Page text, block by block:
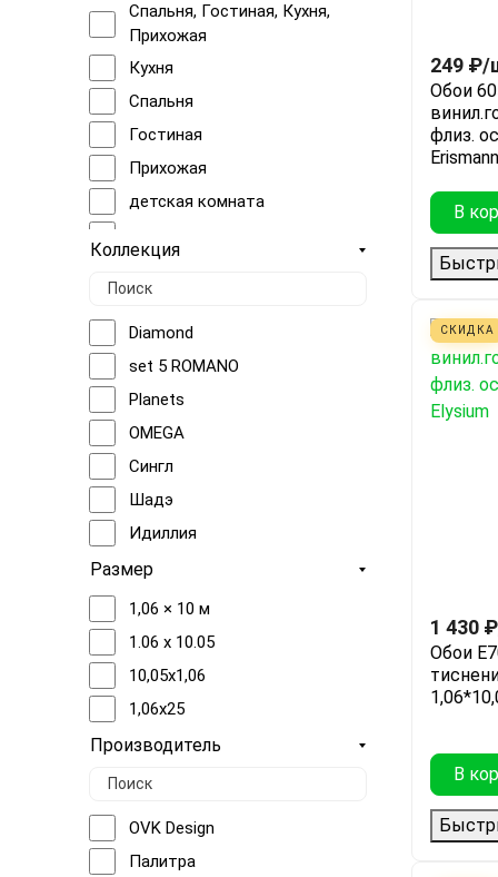
Черный
Серебряный
Зеленый
Графит
мокко
Зелёный светлый
Бежевый холодный
Бежевый светлый
Серый, Коричневый
Фиолетовый
Серый, белый
Серый, Черный
Серый, Синий
Бежевый, Мокко
Бежевый, Серебро, Серый
Бежевый, Серый
Бежевый, белый
Зелёный, Серый, Синий
Серебро, Серый, белый
Спальня, Гостиная, Кухня,
Прихожая
Кухня
Спальня
Гостиная
Прихожая
детская комната
прочее
{кухня}
{спальня}
зона отдыха
Кабинет
Холл
Коллекция
Diamond
set 5 ROMANO
Planets
OMEGA
Сингл
Шадэ
Идиллия
Бельканто
Лаунж
Артлайн
Спектр
Кампари
Наоми
Платинум
Размер
1,06 × 10 м
1.06 х 10.05
10,05x1,06
1,06x25
Производитель
OVK Design
Палитра
249 ₽/
Обои
флиз.
Erismann
В
СКИДКА
1 430 ₽
Обои
В